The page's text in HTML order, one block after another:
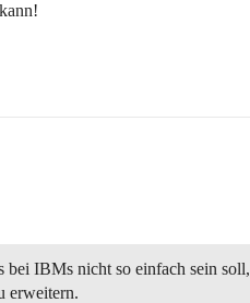
bei IBMs nicht so einfach sein soll,
erweitern.